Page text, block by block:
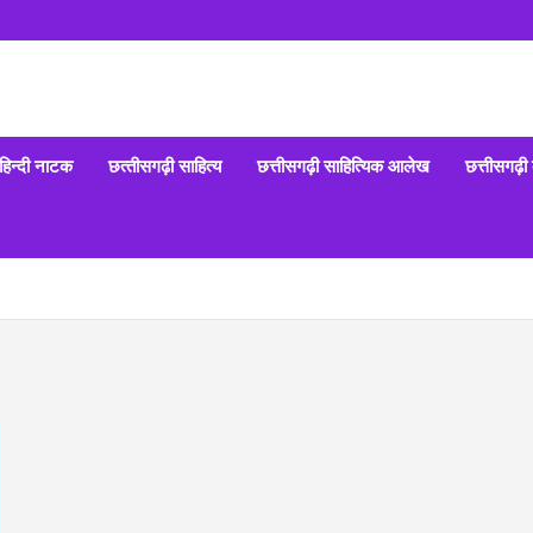
हिन्‍दी नाटक छत्‍तीसगढ़ी साहित्‍य छत्तीसगढ़ी साहित्यिक आलेख